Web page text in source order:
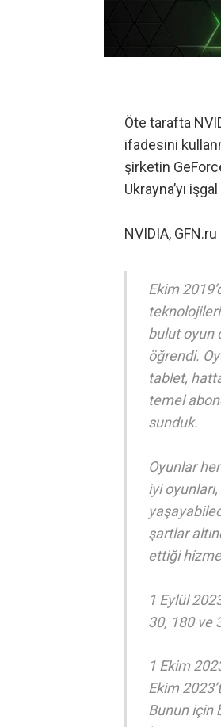
Öte tarafta
ifadesini
şirketin
Ukrayna’yı
NVIDIA,
Ekim
bulut oyun
öğrendi.
tablet,
temel
sunduk.
Oyunlar
iyi
şartlar
ettiği
1 Eylül
30, 180 ve
1 Ekim
Ekim
Bunun için